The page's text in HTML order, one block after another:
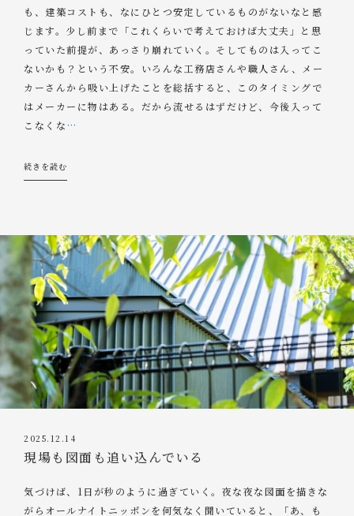
も、建築コストも、なにひとつ安定しているものがないなと感
じます。少し前まで「これくらいで考えておけば大丈夫」と思
っていた前提が、あっさり崩れていく。そしてものは入ってこ
ないかも？という不安。いろんな工務店さんや職人さん、メー
カーさんから吸い上げたことを総括すると、このタイミングで
はメーカーに物はある。だから流せるはずだけど、今後入って
こなくな…
続きを読む
2025.12.14
現場も図面も追い込んでいる
気づけば、1日が秒のように過ぎていく。夜な夜な図面を描きな
がらオールナイトニッポンを何気なく聞いていると、「あ、も